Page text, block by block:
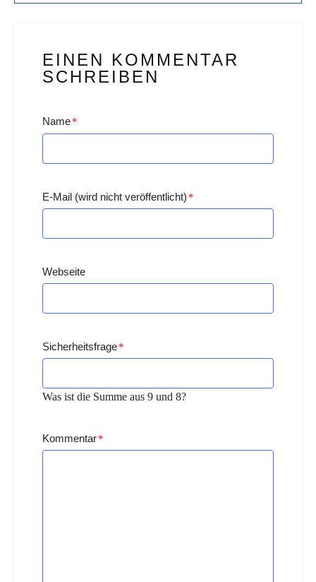
EINEN KOMMENTAR
SCHREIBEN
Name*
E-Mail (wird nicht veröffentlicht) *
Webseite
Sicherheitsfrage*
Was ist die Summe aus 9 und 8?
Kommentar*